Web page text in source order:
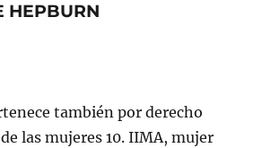
HEPBURN
también por derecho
las mujeres 10. IIMA, mujer